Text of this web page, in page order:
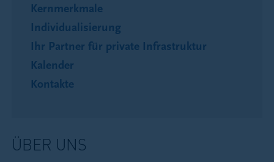
ÜBER UNS
Kernmerkmale
Individualisierung
Ihr Partner für private Infrastruktur
Kalender
Kontakte